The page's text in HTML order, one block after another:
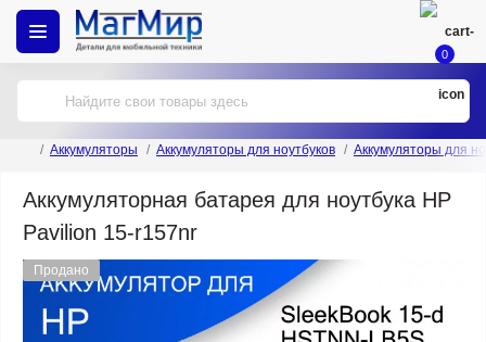
0
Аккумуляторы Аккумуляторы для ноутбуков Аккумуляторы для
Аккумуляторная батарея для ноутбука HP
Pavilion 15-r157nr
Продано